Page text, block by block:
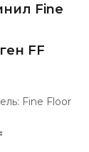
Fine
FF
Fine Floor